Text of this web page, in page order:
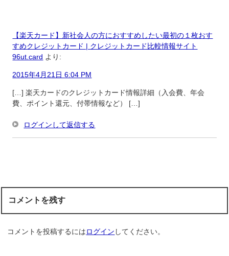
【楽天カード】新社会人の方におすすめしたい最初の１枚おす
すめクレジットカード | クレジットカード比較情報サイト
96ut.card より:
2015年4月21日 6:04 PM
[…] 楽天カードのクレジットカード情報詳細（入会費、年会
費、ポイント還元、付帯情報など） […]
ログインして返信する
コメントを残す
コメントを投稿するにはログイン してください。